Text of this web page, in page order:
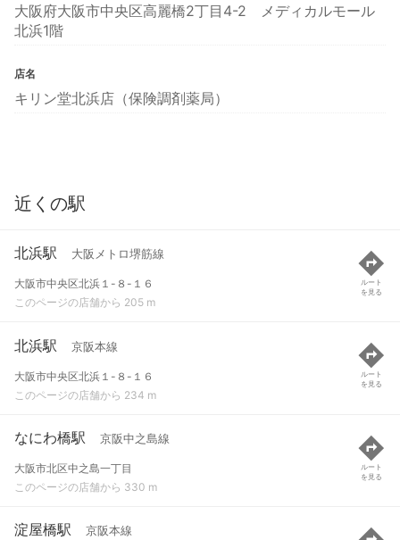
大阪府大阪市中央区高麗橋2丁目4-2 メディカルモール
北浜1階
店名
キリン堂北浜店（保険調剤薬局）
近くの駅
北浜駅 大阪メトロ堺筋線
大阪市中央区北浜１-８-１６
このページの店舗から 205 m
ルート
を見る
北浜駅 京阪本線
大阪市中央区北浜１-８-１６
このページの店舗から 234 m
ルート
を見る
なにわ橋駅 京阪中之島線
大阪市北区中之島一丁目
このページの店舗から 330 m
ルート
を見る
淀屋橋駅 京阪本線